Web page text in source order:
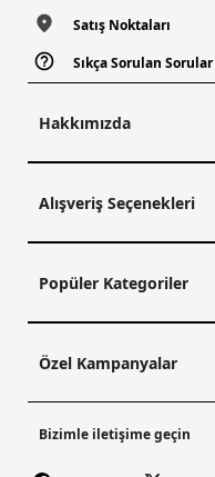
Satış Noktaları
Sıkça Sorulan Sorular
Hakkımızda
Alışveriş Seçenekleri
Popüler Kategoriler
Özel Kampanyalar
Bizimle iletişime geçin